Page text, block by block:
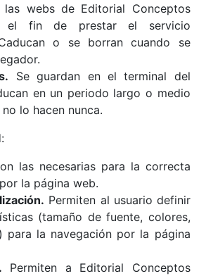
las webs de Editorial Conceptos
el fin de prestar el servicio
o se borran cuando se
Se guardan en el terminal del
en un periodo largo o medio
lo hacen nunca.
las necesarias para la correcta
la página web.
Permiten al usuario definir
(tamaño de fuente, colores,
para la navegación por la página
Permiten a Editorial Conceptos